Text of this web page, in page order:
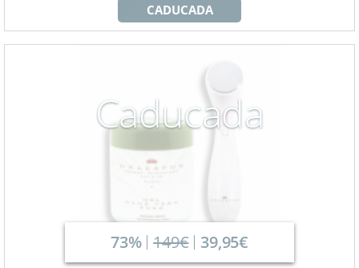
CADUCADA
Caducada
73% 149€ 39,95€